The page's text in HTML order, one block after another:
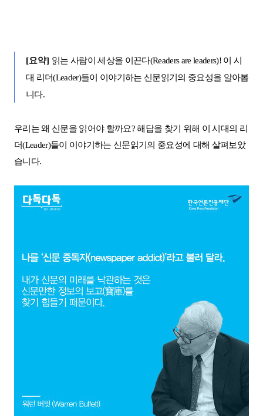
[요약] 읽는 사람이 세상을 이끈다(Readers are leaders)! 이 시
대 리더(Leader)들이 이야기하는 신문읽기의 중요성을 알아봅
니다.
우리는 왜 신문을 읽어야 할까요?해답을 찾기 위해 이 시대의 리
더(Leader)들이 이야기하는 신문읽기의 중요성에 대해 살펴보았
습니다.